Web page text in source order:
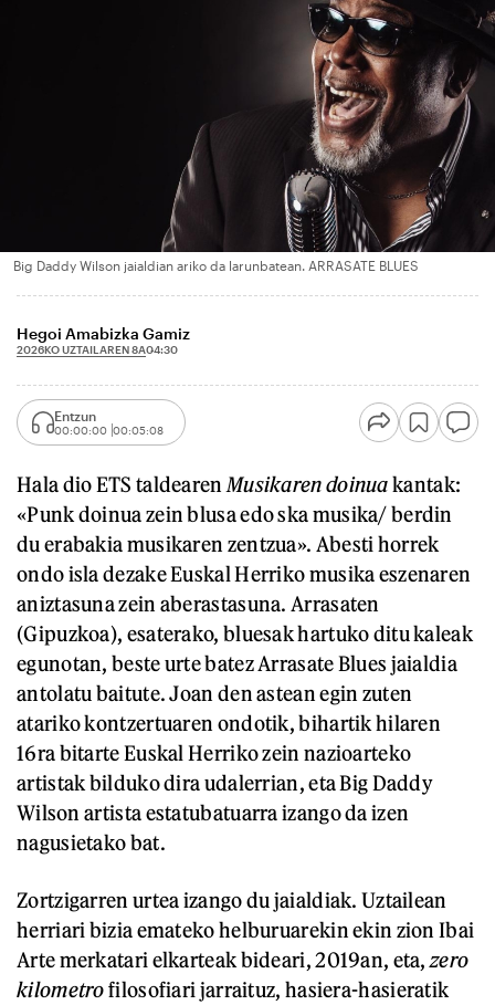
Big Daddy Wilson jaialdian ariko da larunbatean. ARRASATE BLUES
Hegoi Amabizka Gamiz
2026KO UZTAILAREN 8A04:30
Entzun
00:00:00 00:05:08
Hala dio ETS taldearen Musikaren doinuakantak:
«Punk doinua zein blusa edo ska musika/ berdin
du erabakia musikaren zentzua». Abesti horrek
ondo isla dezake Euskal Herriko musika eszenaren
aniztasuna zein aberastasuna. Arrasaten
(Gipuzkoa), esaterako, bluesak hartuko ditu kaleak
egunotan, beste urte batez Arrasate Blues jaialdia
antolatu baitute. Joan den astean egin zuten
atariko kontzertuaren ondotik, bihartik hilaren
16ra bitarte Euskal Herriko zein nazioarteko
artistak bilduko dira udalerrian, eta Big Daddy
Wilson artista estatubatuarra izango da izen
nagusietako bat.
Zortzigarren urtea izango du jaialdiak. Uztailean
herriari bizia emateko helburuarekin ekin zion Ibai
Arte merkatari elkarteak bideari, 2019an, eta,zero
kilometrofilosofiari jarraituz, hasiera-hasieratik